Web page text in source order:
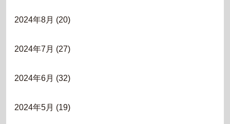
2024年8月 (20)
2024年7月 (27)
2024年6月 (32)
2024年5月 (19)